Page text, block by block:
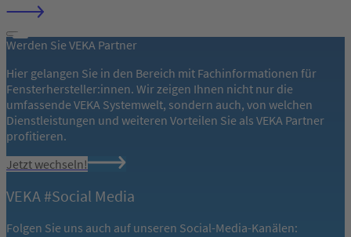
Werden Sie VEKA Partner
Hier gelangen Sie in den Bereich mit Fachinformationen für
Fensterhersteller:innen. Wir zeigen Ihnen nicht nur die
umfassende VEKA Systemwelt, sondern auch, von welchen
Dienstleistungen und weiteren Vorteilen Sie als VEKA Partner
profitieren.
Jetzt wechseln!
VEKA #Social Media
Folgen Sie uns auch auf unseren Social-Media-Kanälen: